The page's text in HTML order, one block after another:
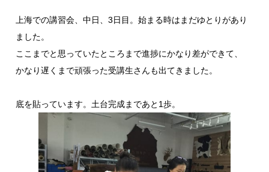
上海での講習会、中日、3日目。始まる時はまだゆとりがあり
ました。
ここまでと思っていたところまで進捗にかなり差ができて、
かなり遅くまで頑張った受講生さんも出てきました。
底を貼っています。土台完成まであと1歩。